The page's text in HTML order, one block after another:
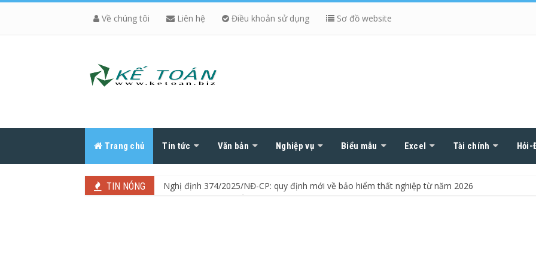
Về chúng tôi Liên hệ Điều khoản sử dụng Sơ đồ website
Trang chủ Tin tức Văn bản Nghiệp vụ Biểu mẫu Excel Tài chính Hỏi-
TIN NÓNG
Nghị định 374/2025/NĐ-CP: quy định mới về bảo hiểm thất nghiệp từ năm 2026
Danh mục bệnh nghề nghiệp áp dụng từ ngày 15/02/2026